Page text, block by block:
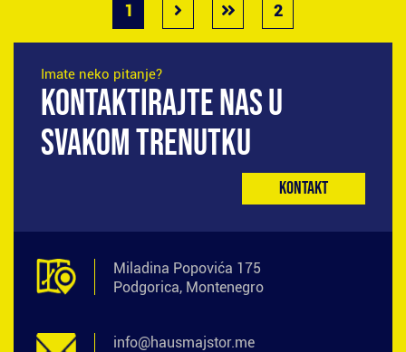
1 2
Imate neko pitanje?
KONTAKTIRAJTE NAS U
SVAKOM TRENUTKU
Kontakt
Miladina Popovića 175
Podgorica, Montenegro
info@hausmajstor.me